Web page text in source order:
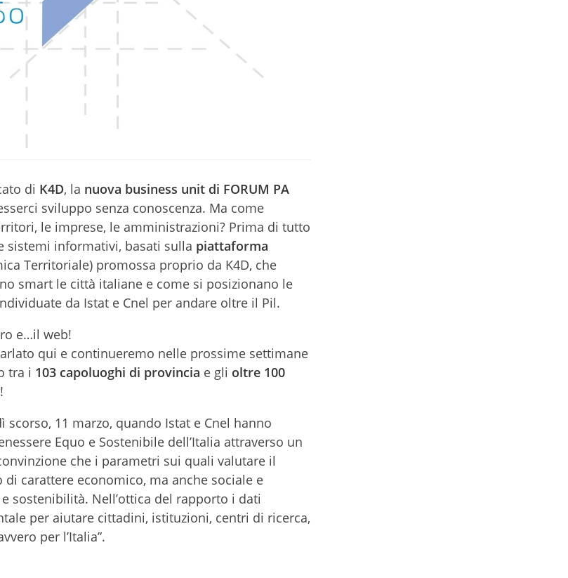
di K4D, la nuova business unit di FORUM PA
sviluppo senza conoscenza. Ma come
le imprese, le amministrazioni? Prima di tutto
sistemi informativi, basati sulla piattaforma
Territoriale) promossa proprio da K4D, che
smart le città italiane e come si posizionano le
da Istat e Cnel per andare oltre il Pil.
e…il web!
qui e continueremo nelle prossime settimane
tra i 103 capoluoghi di provincia e gli oltre 100
11 marzo, quando Istat e Cnel hanno
Equo e Sostenibile dell’Italia attraverso un
che i parametri sui quali valutare il
carattere economico, ma anche sociale e
sostenibilità. Nell’ottica del rapporto i dati
per aiutare cittadini, istituzioni, centri di ricerca,
per l’Italia”.